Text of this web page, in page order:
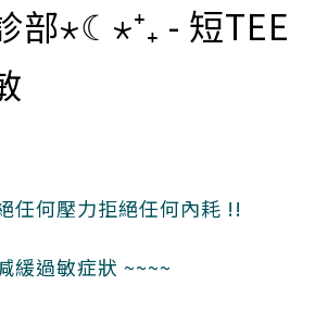
部⋆☾⋆⁺₊ - 短TEE
任何壓力拒絕任何內耗 !!
緩過敏症狀 ~~~~